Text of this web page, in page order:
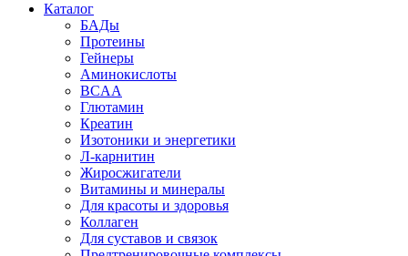
Каталог
БАДы
Протеины
Гейнеры
Аминокислоты
BCAA
Глютамин
Креатин
Изотоники и энергетики
Л-карнитин
Жиросжигатели
Витамины и минералы
Для красоты и здоровья
Коллаген
Для суставов и связок